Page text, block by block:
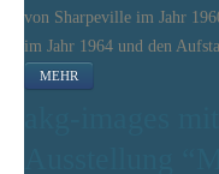
von Sharpeville im Jahr
im Jahr 1964 und den
MEHR